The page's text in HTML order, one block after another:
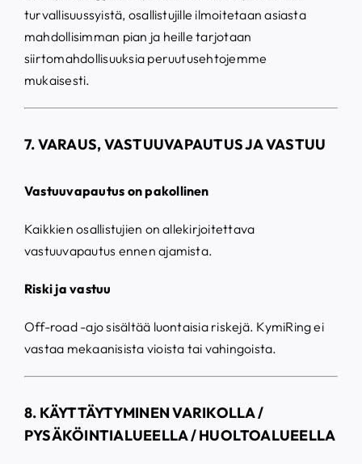
turvallisuussyistä, osallistujille ilmoitetaan asiasta
mahdollisimman pian ja heille tarjotaan
siirtomahdollisuuksia peruutusehtojemme
mukaisesti.
7. VARAUS, VASTUUVAPAUTUS JA VASTUU
Vastuuvapautus on pakollinen
Kaikkien osallistujien on allekirjoitettava
vastuuvapautus ennen ajamista.
Riski ja vastuu
Off-road -ajo sisältää luontaisia riskejä. KymiRing ei
vastaa mekaanisista vioista tai vahingoista.
8. KÄYTTÄYTYMINEN VARIKOLLA /
PYSÄKÖINTIALUEELLA / HUOLTOALUEELLA